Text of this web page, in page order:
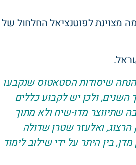
מצוינת לפוטנציאל החלחול של
שיסודות הסטאטוס שנקבעו
השנים, ולכן יש לקבוע כללים
שתיווצר מדו-שיח ולא מתוך
ציפי לבני, יצחק הרצוג, ואלעזר שטרן שדולה
בין היתר על ידי שילוב לימוד